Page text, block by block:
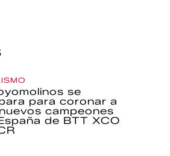
se
para coronar a
campeones
de BTT XCO